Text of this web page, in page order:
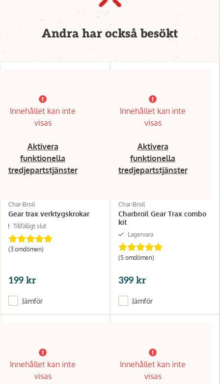
Andra har också besökt
Innehållet kan inte
visas
Aktivera
funktionella
tredjepartstjänster
Char-Broil
Gear trax verktygskrokar
Tillfälligt slut
(3 omdömen)
199 kr
Jämför
Innehållet kan inte
visas
Aktivera
funktionella
tredjepartstjänster
Char-Broil
Charbroil Gear Trax combo
kit
Lagervara
(5 omdömen)
399 kr
Jämför
Innehållet kan inte
visas
Innehållet kan inte
visas